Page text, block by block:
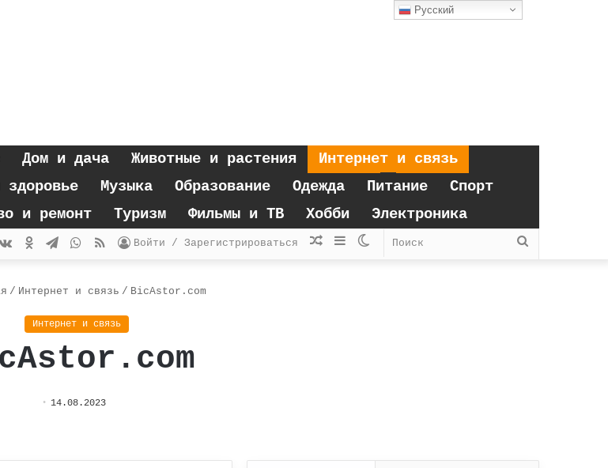
Дом и дача Животные и растения
Интернет и связь
здоровье Музыка Образование Одежда Питание
Спорт
и ремонт Туризм Фильмы и ТВ Хобби Электроника
Поиск
Switch
Sidebar
Случайная
Войти / Зарегистрироваться
RSS
WhatsApp
Telegram
Одноклассники
vk.com
/ Интернет и связь / BicAstor.com
Интернет и связь
14.08.2023
Русский